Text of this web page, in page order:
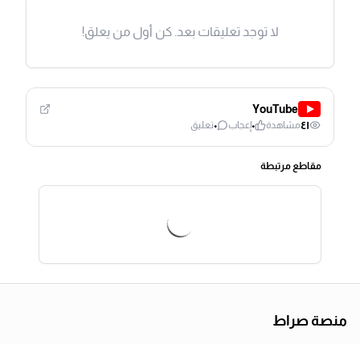
لا توجد تعليقات بعد. كن أول من يعلق!
YouTube
٤١مشاهدة ٠إعجاب ٠تعليق
مقاطع مرتبطة
منصة صراط